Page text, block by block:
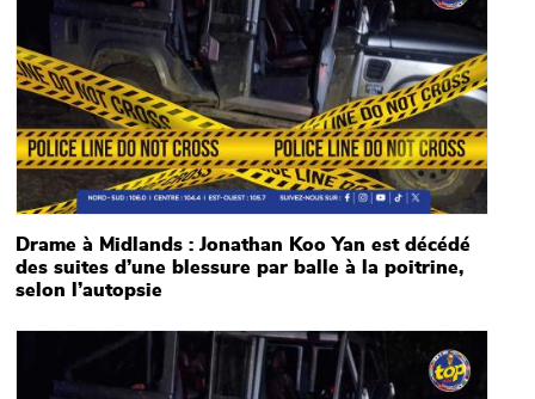
Drame à Midlands : Jonathan Koo Yan est décédé
des suites d’une blessure par balle à la poitrine,
selon l’autopsie
Main picture